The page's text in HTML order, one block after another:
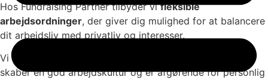
Hos Fundraising Partner tilbyder vifleksible
arbejdsordninger, der giver dig mulighed for at balancere
dit arbejdsliv med privatliv og interesser.
Vi tror på, at
skaber en god arbejdskultur og er afgørende for personlig